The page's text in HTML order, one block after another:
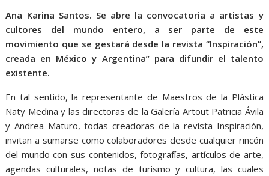
Ana Karina Santos. Se abre la convocatoria a artistas y
cultores del mundo entero, a ser parte de este
movimiento que se gestará desde la revista “Inspiración”,
creada en México y Argentina” para difundir el talento
existente.
En tal sentido, la representante de Maestros de la Plástica
Naty Medina y las directoras de la Galería Artout Patricia Ávila
y Andrea Maturo, todas creadoras de la revista Inspiración,
invitan a sumarse como colaboradores desde cualquier rincón
del mundo con sus contenidos, fotografías, artículos de arte,
agendas culturales, notas de turismo y cultura, las cuales